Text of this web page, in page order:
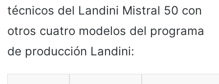
técnicos del Landini Mistral 50 con
otros cuatro modelos del programa
de producción Landini: